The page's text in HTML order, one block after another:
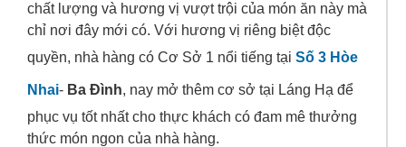
chất lượng và hương vị vượt trội của món ăn này mà
chỉ nơi đây mới có. Với hương vị riêng biệt độc
quyền, nhà hàng có Cơ Sở 1 nổi tiếng tại Số 3 Hòe
Nhai- Ba Đình, nay mở thêm cơ sở tại Láng Hạ để
phục vụ tốt nhất cho thực khách có đam mê thưởng
thức món ngon của nhà hàng.